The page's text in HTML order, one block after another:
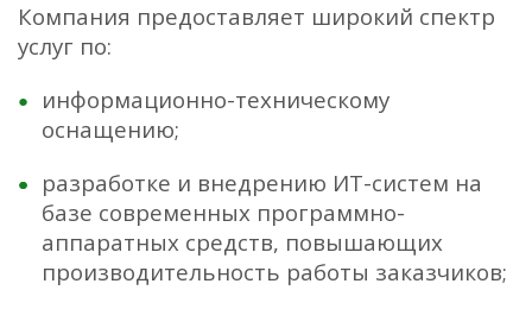
Компания предоставляет широкий спектр
услуг по:
информационно-техническому
оснащению;
разработке и внедрению ИТ-систем на
базе современных программно-
аппаратных средств, повышающих
производительность работы заказчиков;